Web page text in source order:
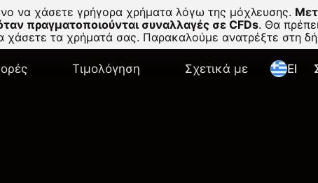
να χάσετε γρήγορα χρήματα λόγω της μόχλευσης.
πραγματοποιούνται συναλλαγές σε CFDs. Θα
χάσετε τα χρήματά σας. Παρακαλούμε ανατρέξτε στη
Τιμολόγηση Σχετικά με El